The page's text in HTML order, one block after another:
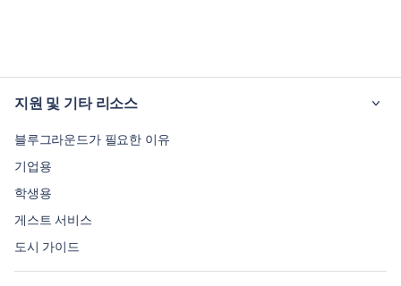
지원 및 기타 리소스
블루그라운드가 필요한 이유
기업용
학생용
게스트 서비스
도시 가이드